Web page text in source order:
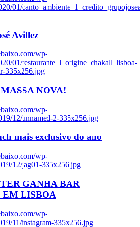
01/
Avillez
wp-
01/restaurante_l_origine_chakall_lisboa-
335x256.jpg
NOVA!
wp-
12/unnamed-2-335x256.jpg
mais exclusivo do ano
wp-
12/jag01-335x256.jpg
GANHA BAR
EM LISBOA
wp-
11/instagram-335x256.jpg